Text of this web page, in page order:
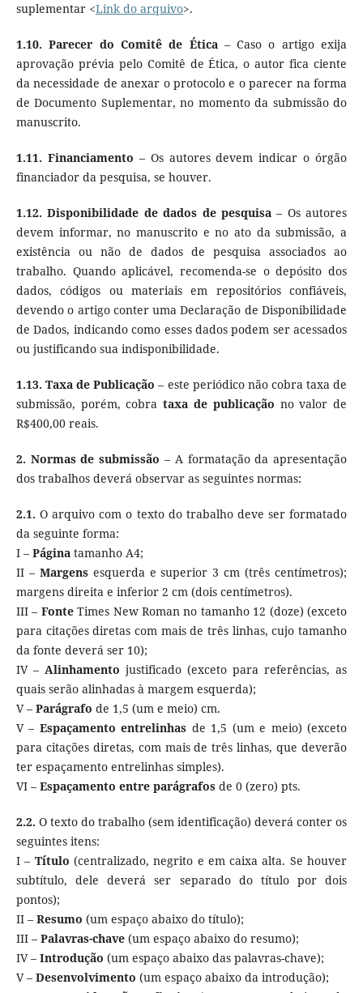
suplementar <Link do arquivo>.
1.10. Parecer do Comitê de Ética– Caso o artigo exija
aprovação prévia pelo Comitê de Ética, o autor fica ciente
da necessidade de anexar o protocolo e o parecer na forma
de Documento Suplementar, no momento da submissão do
manuscrito.
1.11. Financiamento – Os autores devem indicar o órgão
financiador da pesquisa, se houver.
1.12. Disponibilidade de dados de pesquisa– Os autores
devem informar, no manuscrito e no ato da submissão, a
existência ou não de dados de pesquisa associados ao
trabalho. Quando aplicável, recomenda-se o depósito dos
dados, códigos ou materiais em repositórios confiáveis,
devendo o artigo conter uma Declaração de Disponibilidade
de Dados, indicando como esses dados podem ser acessados
ou justificando sua indisponibilidade.
1.13. Taxa de Publicação – este periódico não cobra taxa de
submissão, porém, cobrataxa de publicação no valor de
R$400,00 reais.
2. Normas de submissão – A formatação da apresentação
dos trabalhos deverá observar as seguintes normas:
2.1. O arquivo com o texto do trabalho deve ser formatado
da seguinte forma:
I – Páginatamanho A4;
II – Margensesquerda e superior 3 cm (três centímetros);
margens direita e inferior 2 cm (dois centímetros).
III – FonteTimes New Roman no tamanho 12 (doze) (exceto
para citações diretas com mais de três linhas, cujo tamanho
da fonte deverá ser 10);
IV – Alinhamento justificado (exceto para referências, as
quais serão alinhadas à margem esquerda);
V – Parágrafo de 1,5 (um e meio) cm.
V – Espaçamento entrelinhas de 1,5 (um e meio) (exceto
para citações diretas, com mais de três linhas, que deverão
ter espaçamento entrelinhas simples).
VI – Espaçamento entre parágrafosde 0 (zero) pts.
2.2. O texto do trabalho (sem identificação) deverá conter os
seguintes itens:
I – Título (centralizado, negrito e em caixa alta. Se houver
subtítulo, dele deverá ser separado do título por dois
pontos);
II – Resumo (um espaço abaixo do título);
III – Palavras-chave(um espaço abaixo do resumo);
IV – Introdução (um espaço abaixo das palavras-chave);
V – Desenvolvimento (um espaço abaixo da introdução);